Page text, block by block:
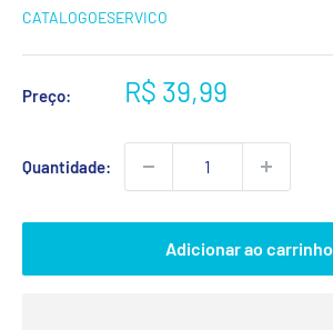
CATALOGOESERVICO
Preço:
Preço
R$ 39,99
Quantidade:
Adicionar ao carrinho